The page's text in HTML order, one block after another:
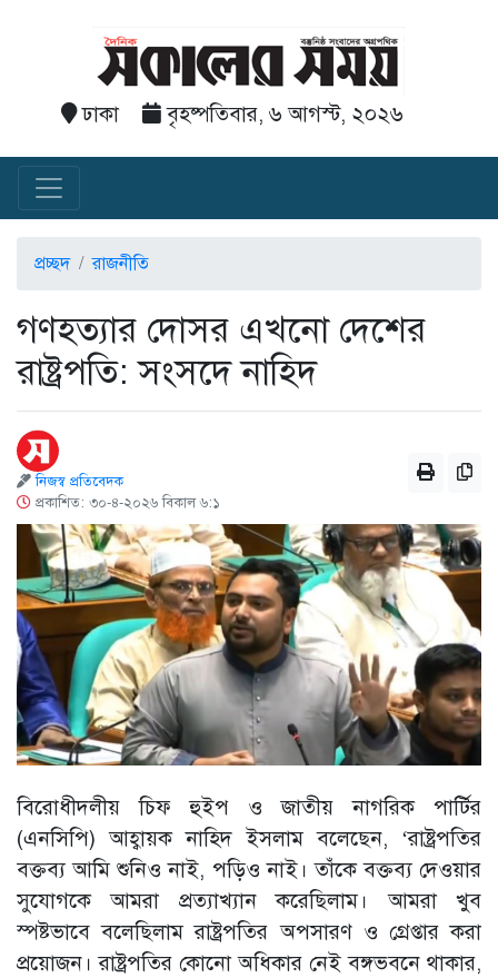
ঢাকা বৃহষ্পতিবার, ৬ আগস্ট, ২০২৬
প্রচ্ছদ রাজনীতি
গণহত্যার দোসর এখনো দেশের
রাষ্ট্রপতি: সংসদে নাহিদ
নিজস্ব প্রতিবেদক
প্রকাশিত: ৩০-৪-২০২৬ বিকাল ৬:১
বিরোধীদলীয় চিফ হুইপ ও জাতীয় নাগরিক পার্টির
(এনসিপি) আহ্বায়ক নাহিদ ইসলাম বলেছেন, ‘রাষ্ট্রপতির
বক্তব্য আমি শুনিও নাই, পড়িও নাই। তাঁকে বক্তব্য দেওয়ার
সুযোগকে আমরা প্রত্যাখ্যান করেছিলাম। আমরা খুব
স্পষ্টভাবে বলেছিলাম রাষ্ট্রপতির অপসারণ ও গ্রেপ্তার করা
প্রয়োজন। রাষ্ট্রপতির কোনো অধিকার নেই বঙ্গভবনে থাকার,